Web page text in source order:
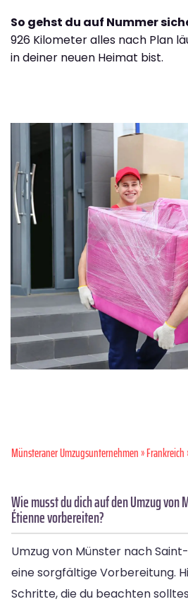
So gehst du auf Nummer
926 Kilometer alles nach Plan
in deiner neuen Heimat bist.
Münsteraner Umzugsunternehmen»Frankreich
Wie musst du dich auf den Umzug von
Étienne vorbereiten?
Umzug von Münster nach
eine sorgfältige Vorbereitung.
Schritte, die du beachten